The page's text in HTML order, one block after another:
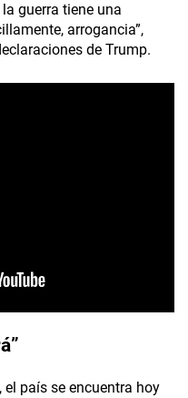
guerra tiene una
arrogancia”,
de Trump.
país se encuentra hoy